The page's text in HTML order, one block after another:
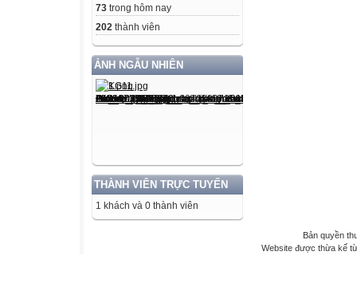
73 trong hôm nay
202 thành viên
ẢNH NGẪU NHIÊN
THÀNH VIÊN TRỰC TUYẾN
1 khách và 0 thành viên
Bản quyền
Website được thừa kế